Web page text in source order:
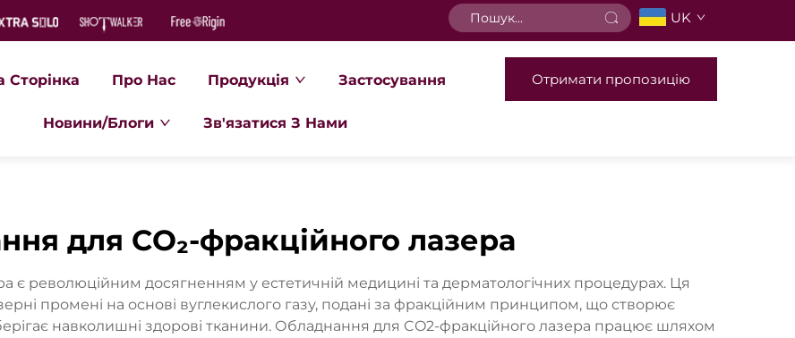
UK
Сторінка Про Нас Продукція Застосування
Новини/Блоги Зв'язатися З Нами
Отримати пропозицію
для CO₂-фракційного лазера
є революційним досягненням у естетичній медицині та дерматологічних процедурах. Ця
промені на основі вуглекислого газу, подані за фракційним принципом, що створює
навколишні здорові тканини. Обладнання для CO2-фракційного лазера працює шляхом